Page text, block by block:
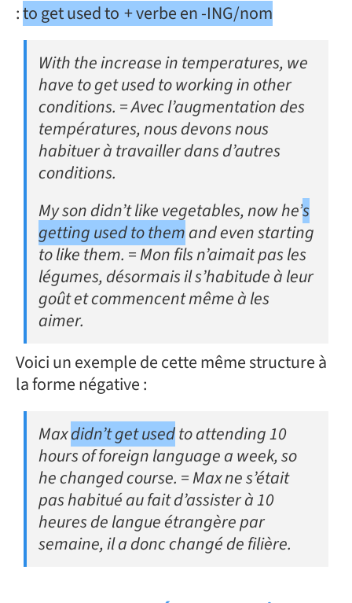
:to get used to + verbe en -ING/nom
With the increase in temperatures, we
have to get used to working in other
conditions. = Avec l’augmentation des
températures, nous devons nous
habituer à travailler dans d’autres
conditions.
My son didn’t like vegetables, now he’s
getting used to themand even starting
to like them. = Mon fils n’aimait pas les
légumes, désormais il s’habitude à leur
goût et commencent même à les
aimer.
Voici un exemple de cette même structure à
la forme négative :
Maxdidn’t get usedto attending 10
hours of foreign language a week, so
he changed course. = Max ne s’était
pas habitué au fait d’assister à 10
heures de langue étrangère par
semaine, il a donc changé de filière.